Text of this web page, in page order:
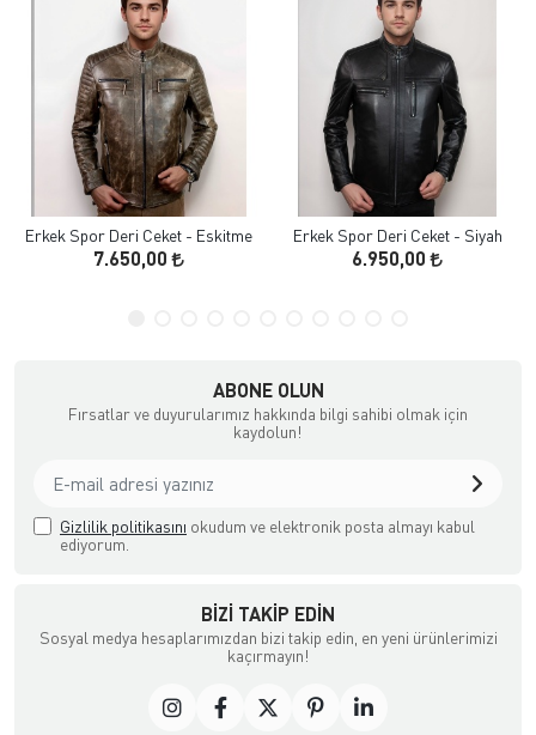
Erkek Spor Deri Ceket - Eskitme
7.650,00
Erkek Spor Deri Ceket - Siyah
6.950,00
ABONE OLUN
Fırsatlar ve duyurularımız hakkında bilgi sahibi olmak için
kaydolun!
Gizlilik politikasını okudum ve elektronik posta almayı kabul
ediyorum.
BIZI TAKIP EDIN
Sosyal medya hesaplarımızdan bizi takip edin, en yeni ürünlerimizi
kaçırmayın!